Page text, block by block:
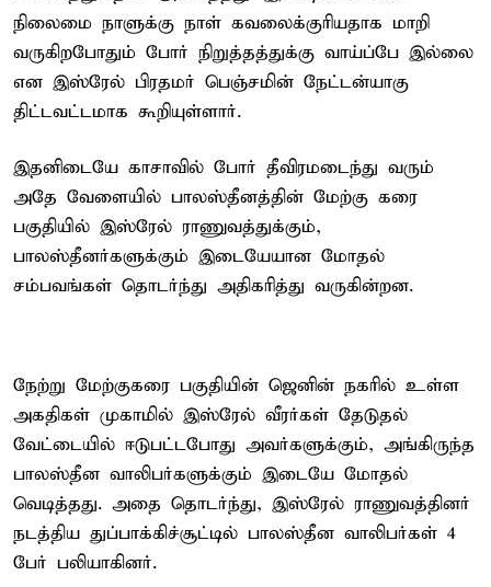
நிலைமை நாளுக்கு நாள் கவலைக்குரியதாக மாறி
வருகிறபோதும் போர் நிறுத்தத்துக்கு வாய்ப்பே இல்லை
என இஸ்ரேல் பிரதமர் பெஞ்சமின் நேட்டன்யாகு
திட்டவட்டமாக கூறியுள்ளார்.
இதனிடையே காசாவில் போர் தீவிரமடைந்து வரும்
அதே வேளையில் பாலஸ்தீனத்தின் மேற்கு கரை
பகுதியில் இஸ்ரேல் ராணுவத்துக்கும்,
பாலஸ்தீனர்களுக்கும் இடையேயான மோதல்
சம்பவங்கள் தொடர்ந்து அதிகரித்து வருகின்றன.
நேற்று மேற்குகரை பகுதியின் ஜெனின் நகரில் உள்ள
அகதிகள் முகாமில் இஸ்ரேல் வீரர்கள் தேடுதல்
வேட்டையில் ஈடுபட்டபோது அவர்களுக்கும், அங்கிருந்த
பாலஸ்தீன வாலிபர்களுக்கும் இடையே மோதல்
வெடித்தது. அதை தொடர்ந்து, இஸ்ரேல் ராணுவத்தினர்
நடத்திய துப்பாக்கிச்சூட்டில் பாலஸ்தீன வாலிபர்கள் 4
பேர் பலியாகினர்.